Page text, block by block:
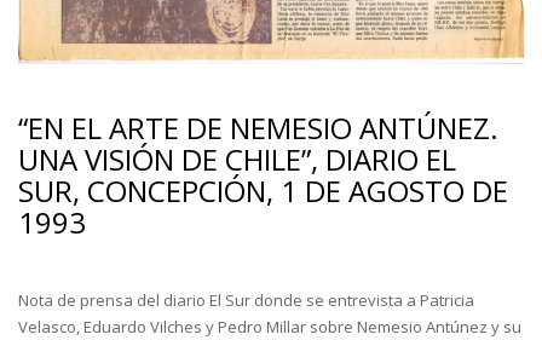
“EN EL ARTE DE NEMESIO ANTÚNEZ.
UNA VISIÓN DE CHILE”, DIARIO EL
SUR, CONCEPCIÓN, 1 DE AGOSTO DE
1993
Nota de prensa del diario El Sur donde se entrevista a Patricia
Velasco, Eduardo Vilches y Pedro Millar sobre Nemesio Antúnez y su